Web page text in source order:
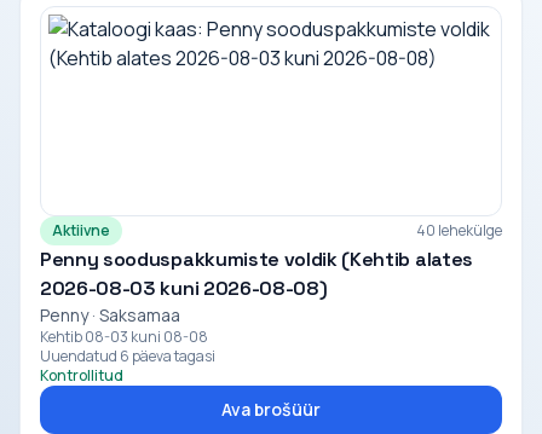
Aktiivne 40 lehekülge
Penny sooduspakkumiste voldik (Kehtib alates
2026-08-03 kuni 2026-08-08)
Penny · Saksamaa
Kehtib 08-03 kuni 08-08
Uuendatud 6 päeva tagasi
Kontrollitud
Ava brošüür